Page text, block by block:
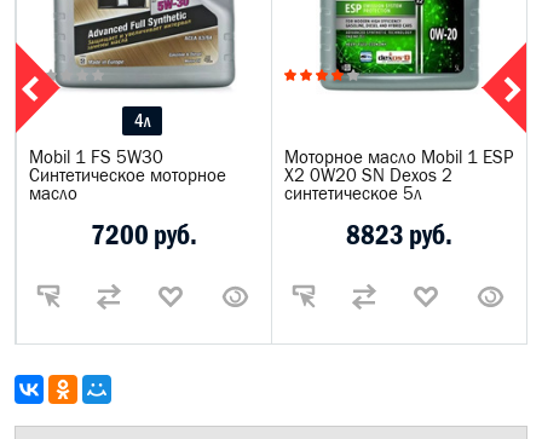
4л
Mobil 1 FS 5W30
Синтетическое моторное
масло
7200 руб.
Моторное масло Mobil 1 ESP
X2 0W20 SN Dexos 2
синтетическое 5л
8823 руб.